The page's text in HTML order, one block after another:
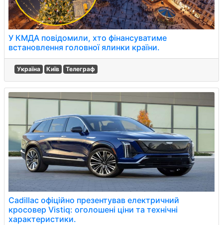
У КМДА повідомили, хто фінансуватиме
встановлення головної ялинки країни.
Україна Київ Телеграф
Cadillac офіційно презентував електричний
кросовер Vistiq: оголошені ціни та технічні
характеристики.